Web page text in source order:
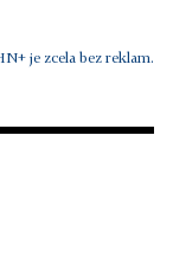
je zcela bez reklam.